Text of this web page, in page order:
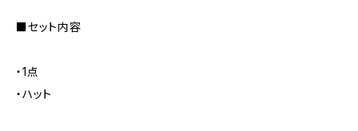
■セット内容
・1点
・ハット